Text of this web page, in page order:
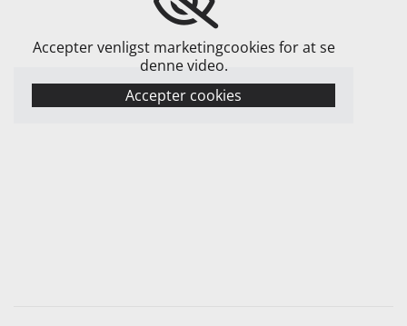
Accepter venligst marketingcookies for at se
denne video.
Accepter cookies